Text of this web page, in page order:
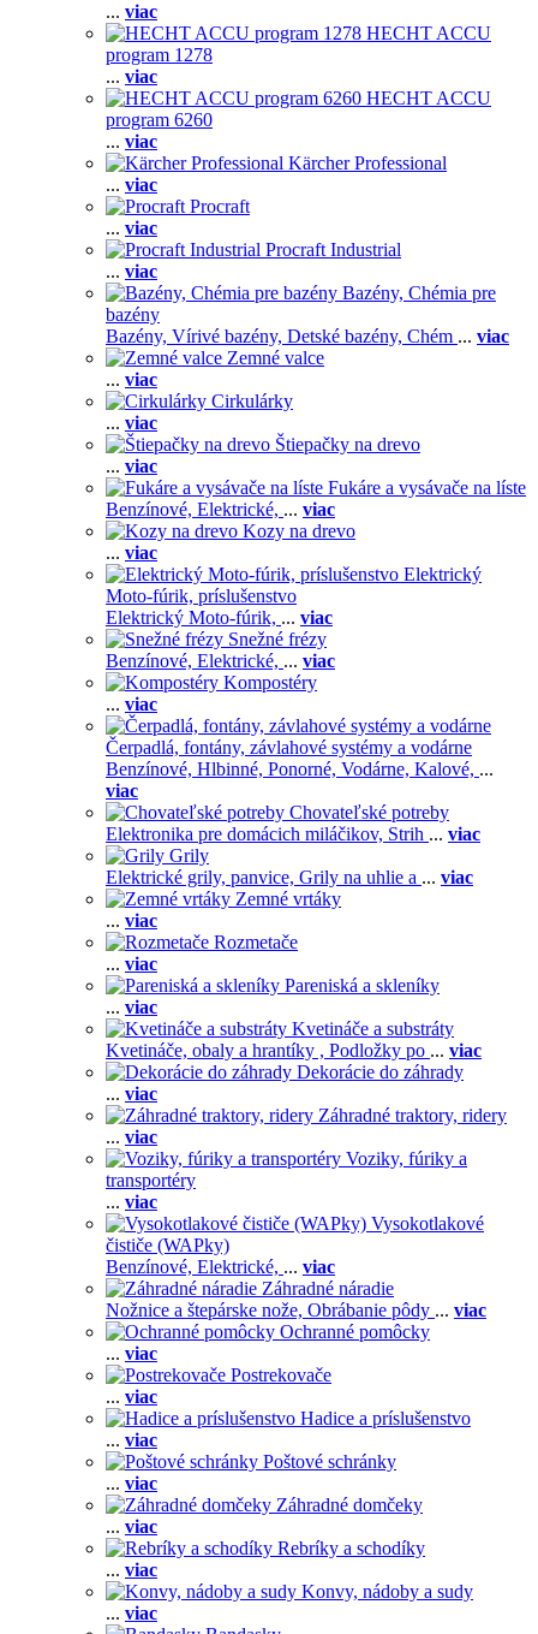
... viac
HECHT ACCU
program 1278
... viac
HECHT ACCU
program 6260
... viac
Kärcher Professional
... viac
Procraft
... viac
Procraft Industrial
... viac
Bazény, Chémia pre
bazény
Bazény, Vírivé bazény, Detské bazény, Chém ... viac
Zemné valce
... viac
Cirkulárky
... viac
Štiepačky na drevo
... viac
Fukáre a vysávače na líste
Benzínové, Elektrické, ... viac
Kozy na drevo
... viac
Elektrický
Moto-fúrik, príslušenstvo
Elektrický Moto-fúrik, ... viac
Snežné frézy
Benzínové, Elektrické, ... viac
Kompostéry
... viac
Čerpadlá, fontány, závlahové systémy a vodárne
Benzínové, Hlbinné, Ponorné, Vodárne, Kalové, ...
viac
Chovateľské potreby
Elektronika pre domácich miláčikov, Strih ... viac
Grily
Elektrické grily, panvice, Grily na uhlie a ... viac
Zemné vrtáky
... viac
Rozmetače
... viac
Pareniská a skleníky
... viac
Kvetináče a substráty
Kvetináče, obaly a hrantíky , Podložky po ... viac
Dekorácie do záhrady
... viac
Záhradné traktory, ridery
... viac
Voziky, fúriky a
transportéry
... viac
Vysokotlakové
čističe (WAPky)
Benzínové, Elektrické, ... viac
Záhradné náradie
Nožnice a štepárske nože, Obrábanie pôdy ... viac
Ochranné pomôcky
... viac
Postrekovače
... viac
Hadice a príslušenstvo
... viac
Poštové schránky
... viac
Záhradné domčeky
... viac
Rebríky a schodíky
... viac
Konvy, nádoby a sudy
... viac